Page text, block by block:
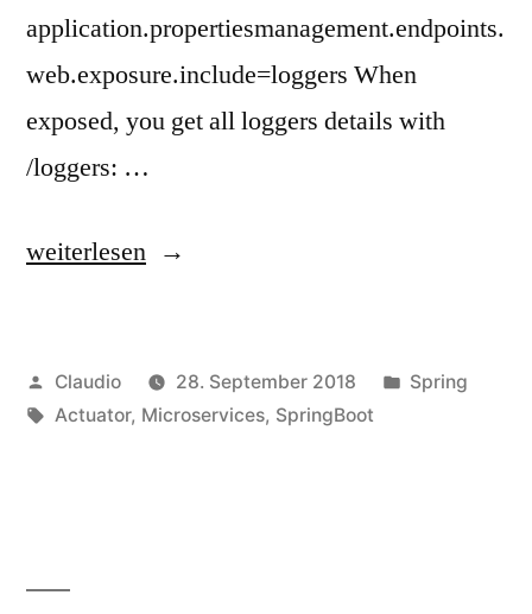
application.propertiesmanagement.endpoints.
web.exposure.include=loggers When
exposed, you get all loggers details with
/loggers: …
„Change
log
level
weiterlesen
Veröffentlicht
von
Claudio 28. September 2018
Veröffentlicht
Spring
Schlagwörter:
Actuator, Microservices, SpringBoot